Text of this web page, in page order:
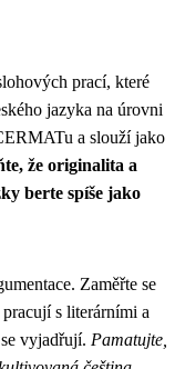
prací, které
jazyka na úrovni
a slouží jako
že originalita a
berte spíše jako
Zaměřte se
s literárními a
vyjadřují. Pamatujte,